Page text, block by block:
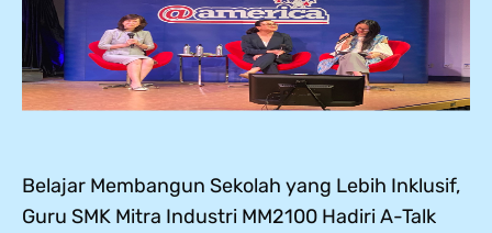
Belajar Membangun Sekolah yang Lebih Inklusif,
Guru SMK Mitra Industri MM2100 Hadiri A-Talk